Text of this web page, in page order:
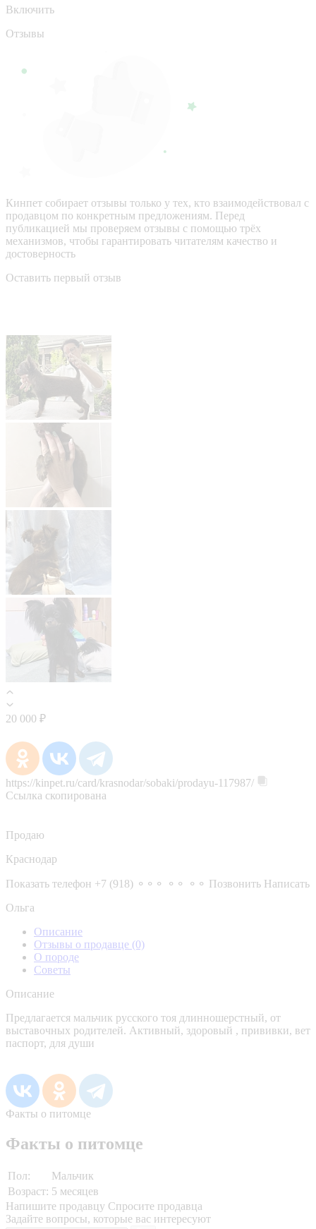
Включить
Отзывы
Кинпет собирает отзывы только у тех, кто взаимодействовал с
продавцом по конкретным предложениям. Перед
публикацией мы проверяем отзывы с помощью трёх
механизмов, чтобы гарантировать читателям качество и
достоверность
Оставить первый отзыв
20 000 ₽
https://kinpet.ru/card/krasnodar/sobaki/prodayu-117987/
Ссылка скопирована
Продаю
Краснодар
Показать телефон +7 (918) ⚬⚬⚬ ⚬⚬ ⚬⚬ Позвонить Написать
Ольга
Описание
Отзывы о продавце (0)
О породе
Советы
Описание
Предлагается мальчик русского тоя длинношерстный, от
выставочных родителей. Активный, здоровый , прививки, вет
паспорт, для души
Факты о питомце
Факты о питомце
Пол:
Мальчик
Возраст: 5 месяцев
Напишите продавцу Спросите продавца
Задайте вопросы, которые вас интересуют